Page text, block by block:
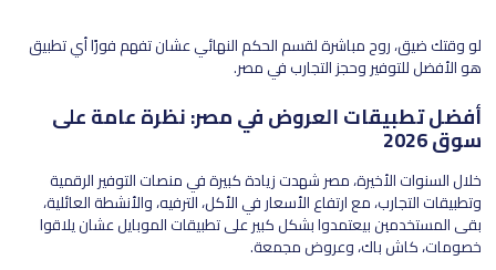
لو وقتك ضيق، روح مباشرة لقسم الحكم النهائي عشان تفهم فورًا أي تطبيق
هو الأفضل للتوفير وحجز التجارب في مصر.
أفضل تطبيقات العروض في مصر: نظرة عامة على
سوق 2026
خلال السنوات الأخيرة، مصر شهدت زيادة كبيرة في منصات التوفير الرقمية
وتطبيقات التجارب، مع ارتفاع الأسعار في الأكل، الترفيه، والأنشطة العائلية،
بقى المستخدمين بيعتمدوا بشكل كبير على تطبيقات الموبايل عشان يلاقوا
خصومات، كاش باك، وعروض مجمعة.